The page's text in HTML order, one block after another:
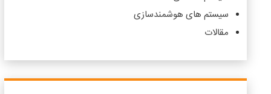
سیستم های هوشمندسازی
مقالات